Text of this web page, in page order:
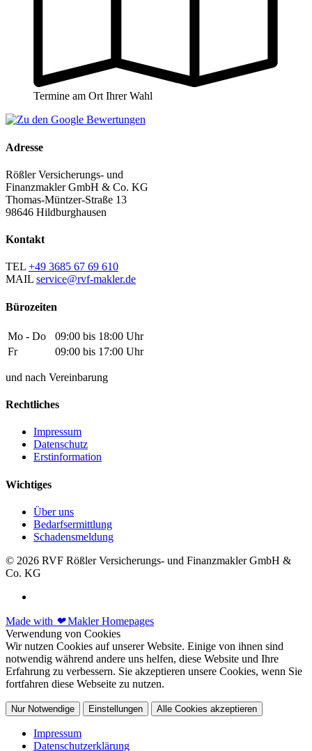
Termine am Ort Ihrer Wahl
Adresse
Rößler Versicherungs- und
Finanzmakler GmbH & Co. KG
Thomas-Müntzer-Straße 13
98646 Hildburghausen
Kontakt
TEL +49 3685 67 69 610
MAIL service@rvf-makler.de
Bürozeiten
Mo - Do
09:00 bis 18:00 Uhr
Fr
09:00 bis 17:00 Uhr
und nach Vereinbarung
Rechtliches
Impressum
Datenschutz
Erstinformation
Wichtiges
Über uns
Bedarfsermittlung
Schadensmeldung
© 2026 RVF Rößler Versicherungs- und Finanzmakler GmbH &
Co. KG
Made with ❤Makler Homepages
Verwendung von Cookies
Wir nutzen Cookies auf unserer Website. Einige von ihnen sind
notwendig während andere uns helfen, diese Website und Ihre
Erfahrung zu verbessern. Sie akzeptieren unsere Cookies, wenn Sie
fortfahren diese Webseite zu nutzen.
Nur Notwendige Einstellungen Alle Cookies akzeptieren
Impressum
Datenschutzerklärung